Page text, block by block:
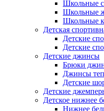
Школьные
Школьные
Школьные
Детская
Детские
Детские
Детские джинсы
Брюки
Джинсы
Детские
Детские
Детское нижнее
Нижнее